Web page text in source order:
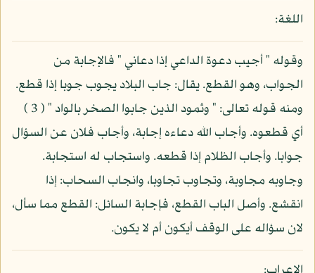
اللغة:
وقوله " أجيب دعوة الداعي إذا دعاني " فالإجابة من
الجواب، وهو القطع. يقال: جاب البلاد يجوب جوبا إذا قطع.
ومنه قوله تعالى: " وثمود الذين جابوا الصخر بالواد " ( 3 )
أي قطعوه. وأجاب الله دعاءه إجابة، وأجاب فلان عن السؤال
جوابا. وأجاب الظلام إذا قطعه. واستجاب له استجابة.
وجاوبه مجاوبة، وتجاوب تجاوبا، وانجاب السحاب: إذا
انقشع. وأصل الباب القطع، فإجابة السائل: القطع مما سأل،
لان سؤاله على الوقف أيكون أم لا يكون.